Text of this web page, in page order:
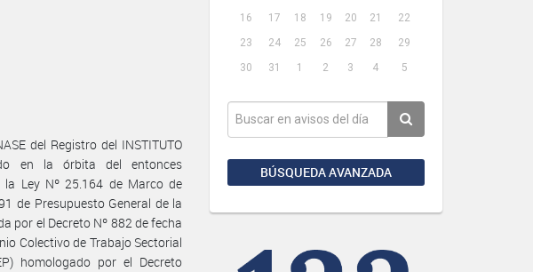
16
17 18 19 20 21
22
23
24 25 26 27 28
29
30
31 1 2 3 4 5
BÚSQUEDA AVANZADA
del Registro del INSTITUTO
en la órbita del entonces
la Ley Nº 25.164 de Marco de
de Presupuesto General de la
por el Decreto Nº 882 de fecha
Colectivo de Trabajo Sectorial
homologado por el Decreto